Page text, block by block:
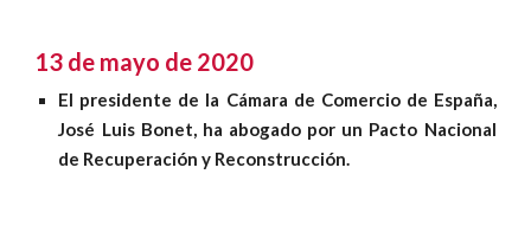
13 de mayo de 2020
El presidente de la Cámara de Comercio de España,
José Luis Bonet, ha abogado por un Pacto Nacional
de Recuperación y Reconstrucción.